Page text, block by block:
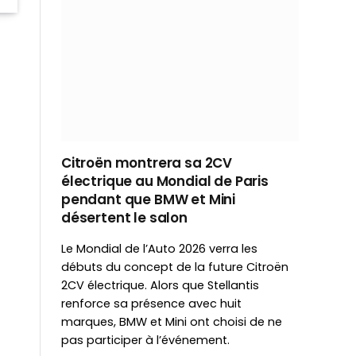
Citroën montrera sa 2CV
électrique au Mondial de Paris
pendant que BMW et Mini
désertent le salon
Le Mondial de l’Auto 2026 verra les
débuts du concept de la future Citroën
2CV électrique. Alors que Stellantis
renforce sa présence avec huit
marques, BMW et Mini ont choisi de ne
pas participer à l’événement.